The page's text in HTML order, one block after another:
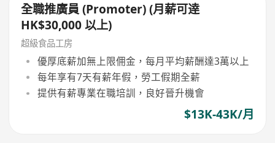
全職推廣員 (Promoter) (月薪可逹
HK$30,000 以上)
超級食品工房
優厚底薪加無上限佣金，每月平均薪酬達3萬以上
每年享有7天有薪年假，勞工假期全薪
提供有薪專業在職培訓，良好晉升機會
$13K-43K/月